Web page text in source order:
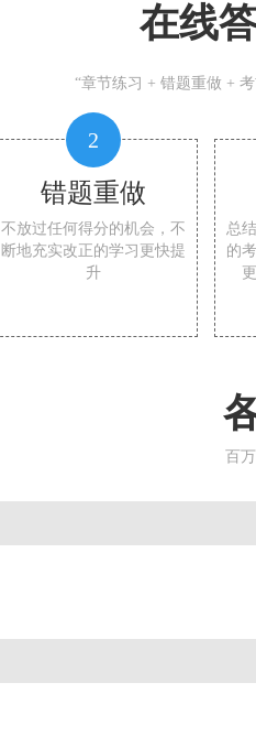
在线
“章节练习 + 错题重做 +
2
错题重做
不放过任何得分的机会，不
断地充实改正的学习更快提
升
总
的
百